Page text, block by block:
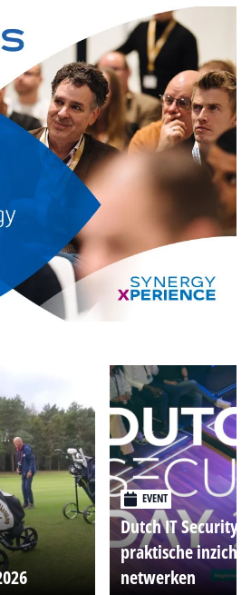
EVENT
Dutch IT Security
praktische
netwerken